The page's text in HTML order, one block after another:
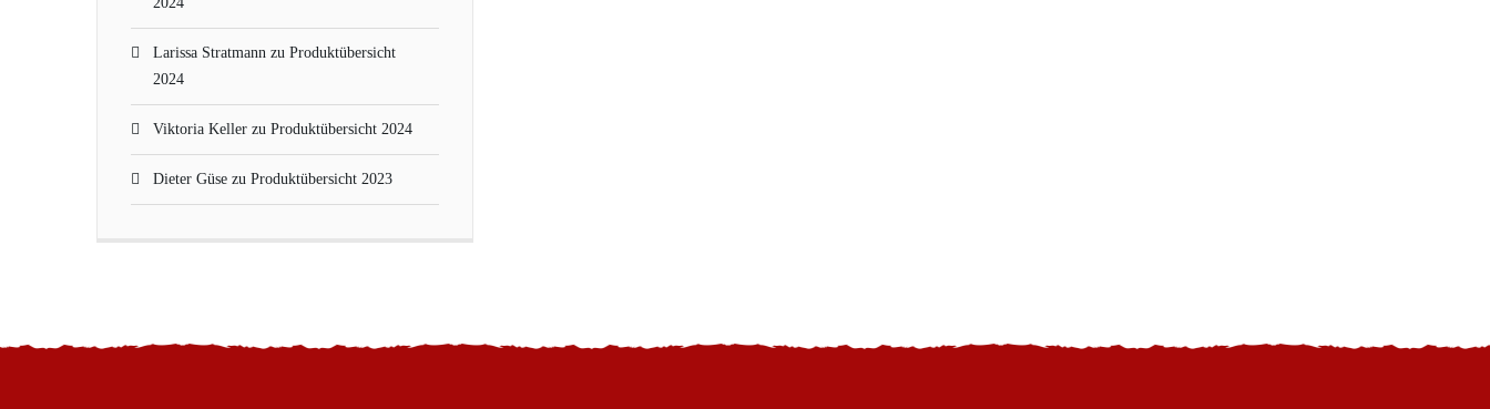
Larissa Stratmann zu Produktübersicht
2024
Viktoria Keller zu Produktübersicht 2024
Dieter Güse zu Produktübersicht 2023